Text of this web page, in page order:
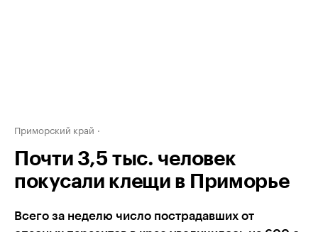
Приморский край
Почти 3,5 тыс. человек
покусали клещи в Приморье
Всего за неделю число пострадавших от